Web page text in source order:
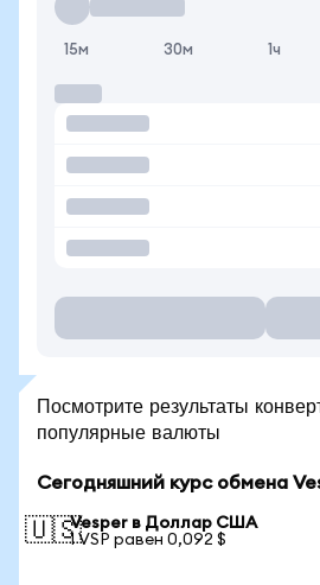
15м 30м 1ч
Посмотрите результаты
популярные валюты
Сегодняшний курс обмена
🇺🇸Vesper в Доллар США
1 VSP равен 0,092 $